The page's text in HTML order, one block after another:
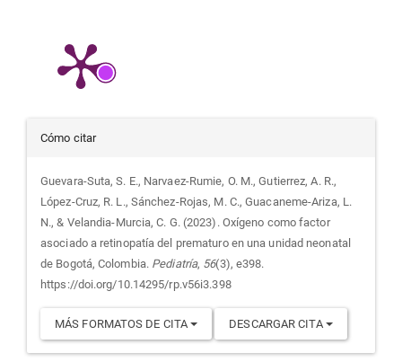
Detalles
del
artículo
Cómo citar
Guevara-Suta, S. E., Narvaez-Rumie, O. M., Gutierrez, A. R.,
López-Cruz, R. L., Sánchez-Rojas, M. C., Guacaneme-Ariza, L.
N., & Velandia-Murcia, C. G. (2023). Oxígeno como factor
asociado a retinopatía del prematuro en una unidad neonatal
de Bogotá, Colombia. Pediatría, 56(3), e398.
https://doi.org/10.14295/rp.v56i3.398
MÁS FORMATOS DE CITA DESCARGAR CITA